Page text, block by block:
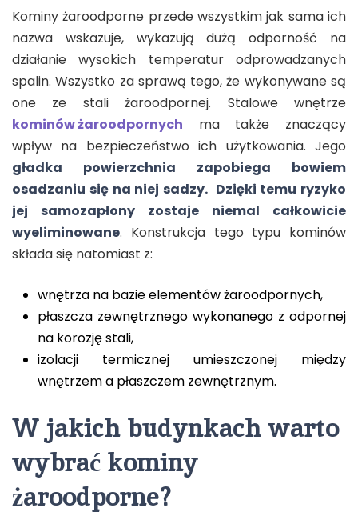
Kominy żaroodporne przede wszystkim jak sama ich
nazwa wskazuje, wykazują dużą odporność na
działanie wysokich temperatur odprowadzanych
spalin. Wszystko za sprawą tego, że wykonywane są
one ze stali żaroodpornej. Stalowe wnętrze
kominów żaroodpornych ma także znaczący
wpływ na bezpieczeństwo ich użytkowania. Jego
gładka powierzchnia zapobiega bowiem
osadzaniu się na niej sadzy. Dzięki temu ryzyko
jej samozapłony zostaje niemal całkowicie
wyeliminowane. Konstrukcja tego typu kominów
składa się natomiast z:
wnętrza na bazie elementów żaroodpornych,
płaszcza zewnętrznego wykonanego z odpornej
na korozję stali,
izolacji termicznej umieszczonej między
wnętrzem a płaszczem zewnętrznym.
W jakich budynkach warto
wybrać kominy
żaroodporne?